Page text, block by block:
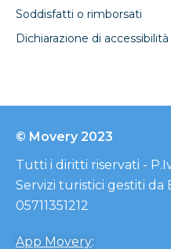
Soddisfatti o rimborsati
Dichiarazione di accessibilità
© Movery 2023
Tutti i diritti riservati -
Servizi turistici gestiti da
05711351212
App Movery: